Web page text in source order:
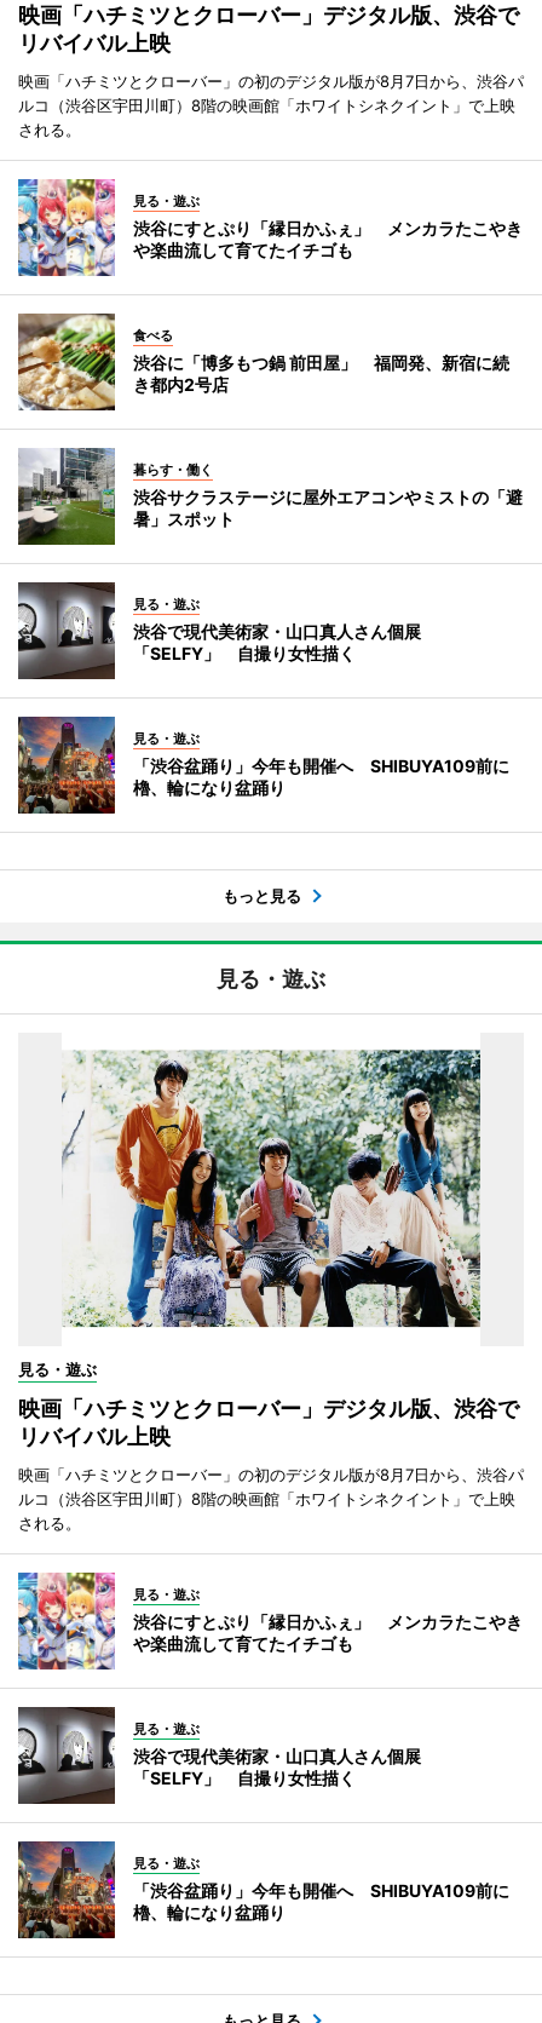
映画「ハチミツとクローバー」デジタル版、渋谷で
リバイバル上映
映画「ハチミツとクローバー」の初のデジタル版が8月7日から、渋谷パ
ルコ（渋谷区宇田川町）8階の映画館「ホワイトシネクイント」で上映
される。
見る・遊ぶ
渋谷にすとぷり「縁日かふぇ」 メンカラたこやき
や楽曲流して育てたイチゴも
食べる
渋谷に「博多もつ鍋 前田屋」 福岡発、新宿に続
き都内2号店
暮らす・働く
渋谷サクラステージに屋外エアコンやミストの「避
暑」スポット
見る・遊ぶ
渋谷で現代美術家・山口真人さん個展
「SELFY」 自撮り女性描く
見る・遊ぶ
「渋谷盆踊り」今年も開催へ SHIBUYA109前に
櫓、輪になり盆踊り
もっと見る
見る・遊ぶ
見る・遊ぶ
映画「ハチミツとクローバー」デジタル版、渋谷で
リバイバル上映
映画「ハチミツとクローバー」の初のデジタル版が8月7日から、渋谷パ
ルコ（渋谷区宇田川町）8階の映画館「ホワイトシネクイント」で上映
される。
見る・遊ぶ
渋谷にすとぷり「縁日かふぇ」 メンカラたこやき
や楽曲流して育てたイチゴも
見る・遊ぶ
渋谷で現代美術家・山口真人さん個展
「SELFY」 自撮り女性描く
見る・遊ぶ
「渋谷盆踊り」今年も開催へ SHIBUYA109前に
櫓、輪になり盆踊り